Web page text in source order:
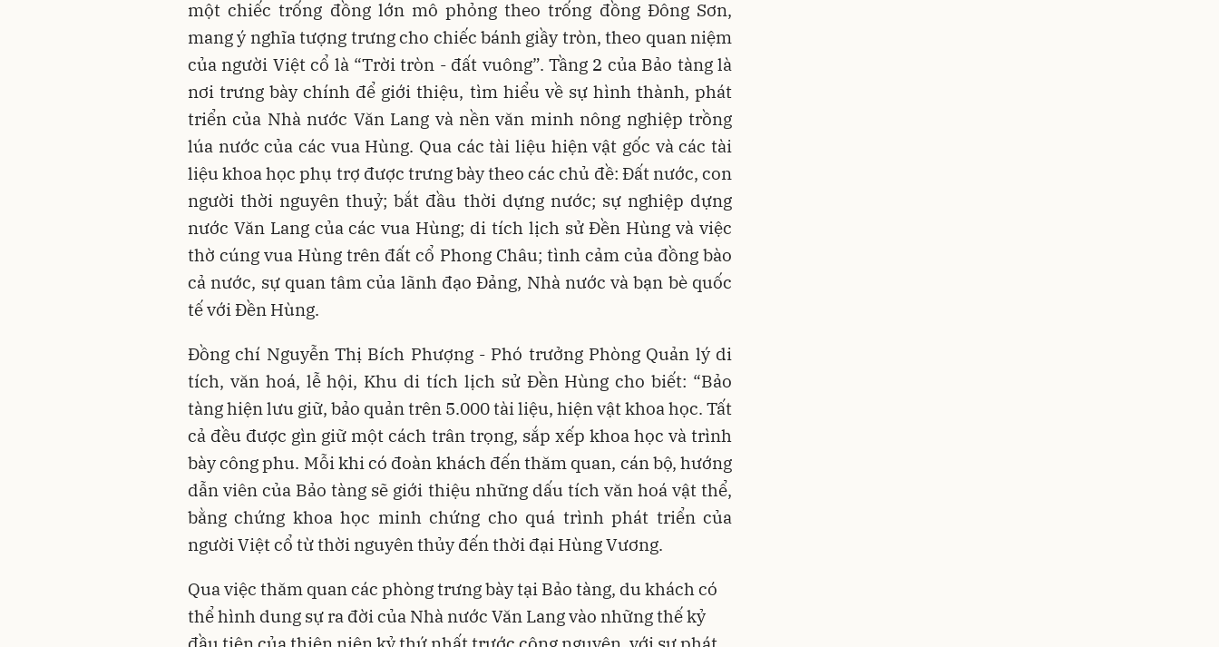
một chiếc trống đồng lớn mô phỏng theo trống đồng Đông Sơn,
mang ý nghĩa tượng trưng cho chiếc bánh giầy tròn, theo quan niệm
của người Việt cổ là “Trời tròn - đất vuông”. Tầng 2 của Bảo tàng là
nơi trưng bày chính để giới thiệu, tìm hiểu về sự hình thành, phát
triển của Nhà nước Văn Lang và nền văn minh nông nghiệp trồng
lúa nước của các vua Hùng. Qua các tài liệu hiện vật gốc và các tài
liệu khoa học phụ trợ được trưng bày theo các chủ đề: Đất nước, con
người thời nguyên thuỷ; bắt đầu thời dựng nước; sự nghiệp dựng
nước Văn Lang của các vua Hùng; di tích lịch sử Đền Hùng và việc
thờ cúng vua Hùng trên đất cổ Phong Châu; tình cảm của đồng bào
cả nước, sự quan tâm của lãnh đạo Đảng, Nhà nước và bạn bè quốc
tế với Đền Hùng.
Đồng chí Nguyễn Thị Bích Phượng - Phó trưởng Phòng Quản lý di
tích, văn hoá, lễ hội, Khu di tích lịch sử Đền Hùng cho biết: “Bảo
tàng hiện lưu giữ, bảo quản trên 5.000 tài liệu, hiện vật khoa học. Tất
cả đều được gìn giữ một cách trân trọng, sắp xếp khoa học và trình
bày công phu. Mỗi khi có đoàn khách đến thăm quan, cán bộ, hướng
dẫn viên của Bảo tàng sẽ giới thiệu những dấu tích văn hoá vật thể,
bằng chứng khoa học minh chứng cho quá trình phát triển của
người Việt cổ từ thời nguyên thủy đến thời đại Hùng Vương.
Qua việc thăm quan các phòng trưng bày tại Bảo tàng, du khách có
thể hình dung sự ra đời của Nhà nước Văn Lang vào những thế kỷ